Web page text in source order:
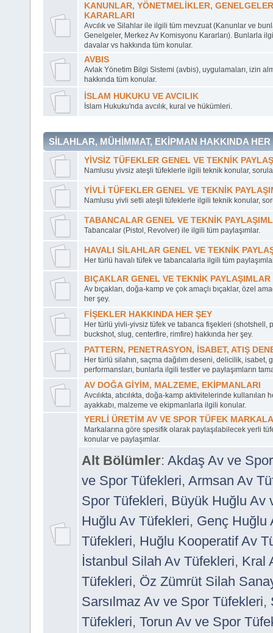
KANUNLAR, YÖNETMELİKLER,
KARARLARI
Avcılık ve Silahlar ile ilgili tüm mevzuat (Kanunlar ve
Genelgeler, Merkez Av Komisyonu Kararları). Bunlarla
davalar vs hakkında tüm konular.
AVBIS
Avlak Yönetim Bilgi Sistemi (avbis), uygulamaları, izin
hakkında tüm konular.
İSLAM HUKUKU VE AVCILIK
İslam Hukuku'nda avcılık, kural ve hükümleri.
SİLAHLAR, MÜHİMMAT, EKİPMAN HAKKINDA HER
YİVSİZ TÜFEKLER GENEL VE TEKNİK
Namlusu yivsiz ateşli tüfeklerle ilgili teknik konular,
YİVLİ TÜFEKLER GENEL VE TEKNİK
Namlusu yivli setli ateşli tüfeklerle ilgili teknik konular,
TABANCALAR GENEL VE TEKNİK
Tabancalar (Pistol, Revolver) ile ilgili tüm paylaşımlar.
HAVALI SİLAHLAR GENEL VE TEKNİK
Her türlü havalı tüfek ve tabancalarla ilgili tüm
BIÇAKLAR GENEL VE TEKNİK PAYLAŞIMLAR
Av bıçakları, doğa-kamp ve çok amaçlı bıçaklar, özel
her şey.
FİŞEKLER HAKKINDA HER ŞEY
Her türlü yivli-yivsiz tüfek ve tabanca fişekleri (shotshell,
buckshot, slug, centerfire, rimfire) hakkında her şey.
PATTERN, PENETRASYON, İSABET, ATIŞ
Her türlü silahın, saçma dağılım deseni, delicilik, isabet,
performansları, bunlarla ilgili testler ve paylaşımların
AV DOĞA GİYİM, MALZEME, EKİPMANLARI
Avcılıkta, atıcılıkta, doğa-kamp aktivitelerinde kullanılan
ayakkabı, malzeme ve ekipmanlarla ilgili konular.
YERLİ ÜRETİM AV VE SPOR TÜFEK
Markalarına göre spesifik olarak paylaşılabilecek yerli
konular ve paylaşımlar.
Alt Bölümler: Akdaş Av ve
ve Spor Tüfekleri, Armsan Av
Spor Tüfekleri, Büyük Huğlu Av
Huğlu Av Tüfekleri, Genç Huğlu
Tüfekleri, Huğlu Kooperatif Av
İstanbul Silah Av Tüfekleri, Kral
Tüfekleri, Öz Zümrüt Silah
Sarsılmaz Av ve Spor Tüfekleri,
Tüfekleri, Torun Av ve Spor